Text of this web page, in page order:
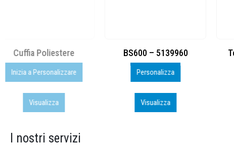
BS600 – 5139960
Personalizza
Visualizza
Toppe ricamate in HD
Personalizza
Visualizza
I nostri servizi